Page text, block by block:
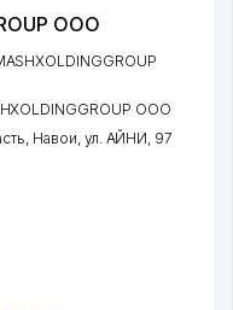
ООО
ООО
Навои ул. АЙНИ , 97